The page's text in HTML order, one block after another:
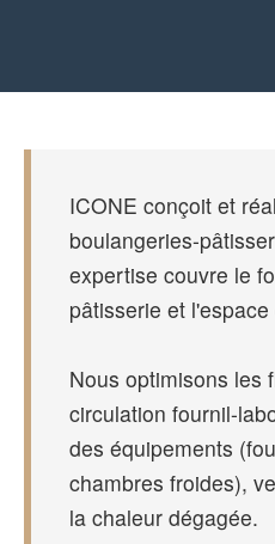
ICONE conçoit et
boulangeries-
expertise couvre le
pâtisserie et
Nous optimisons les
circulation fournil-
des équipements
chambres froides),
la chaleur dégagée.